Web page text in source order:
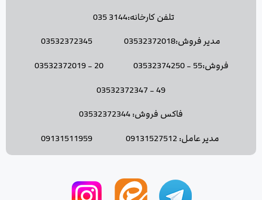
تلفن کارخانه:3144 035
مدیر فروش:03532372018 03532372345
فروش:55 - 03532374250 20 - 03532372019
49 - 03532372347
فاکس فروش: 03532372344
مدیر عامل: 09131527512 09131511959